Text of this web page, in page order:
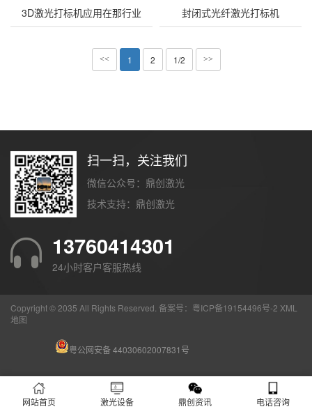
3D激光打标机应用在那行业 封闭式光纤激光打标机
<< 1 2 1/2 >>
扫一扫，关注我们
微信公众号：鼎创激光
技术支持： 鼎创激光
13760414301
24小时客户客服热线
Copyright © 2035 All Rights Reserved. 备案号： 粤ICP备19154496号-2 XML
地图
粤公网安备 44030602007831号
网站首页 激光设备 鼎创资讯 电话咨询